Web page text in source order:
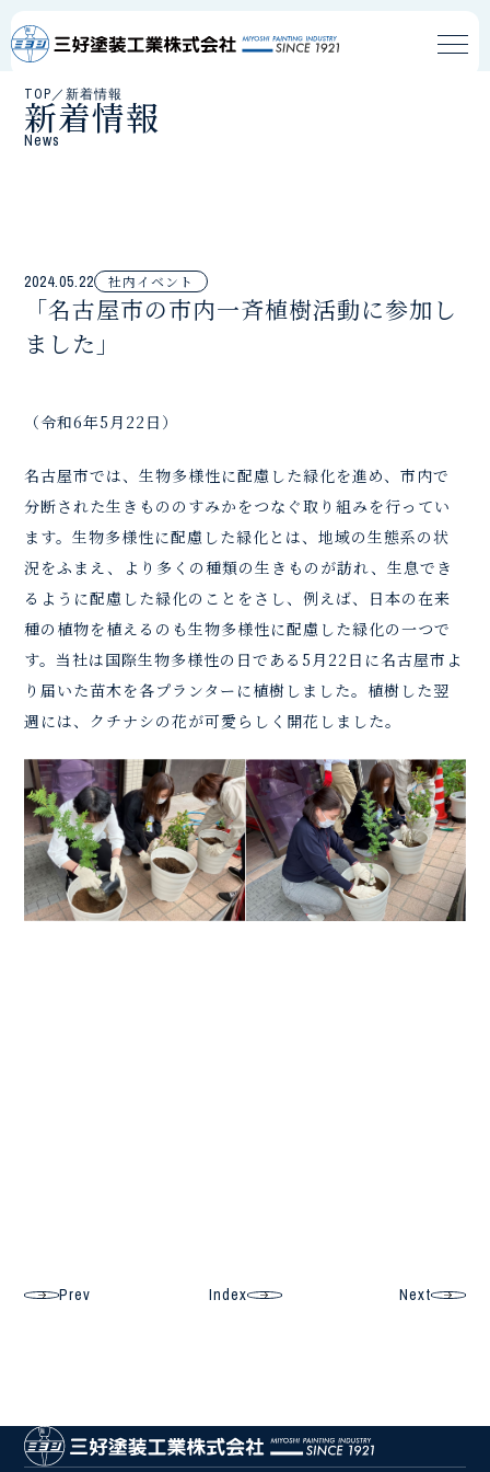
TOP／新着情報
新着情報
News
2024.05.22 社内イベント
「名古屋市の市内一斉植樹活動に参加し
ました」
（令和6年5月22日）
名古屋市では、生物多様性に配慮した緑化を進め、市内で
分断された生きもののすみかをつなぐ取り組みを行ってい
ます。生物多様性に配慮した緑化とは、地域の生態系の状
況をふまえ、より多くの種類の生きものが訪れ、生息でき
るように配慮した緑化のことをさし、例えば、日本の在来
種の植物を植えるのも生物多様性に配慮した緑化の一つで
す。当社は国際生物多様性の日である5月22日に名古屋市よ
り届いた苗木を各プランターに植樹しました。植樹した翌
週には、クチナシの花が可愛らしく開花しました。
Prev Index Next